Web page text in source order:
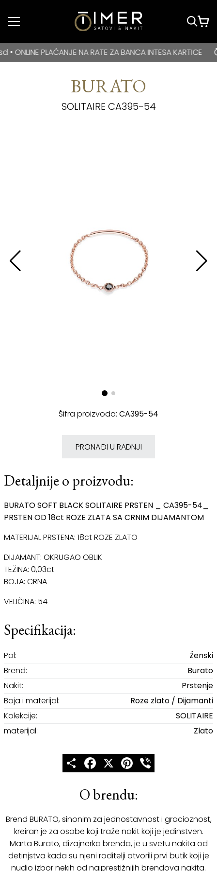
Idi do glavnog
BESPLATNA DOSTAVA za kupovine veće od 3000 rsd •
PLAĆANJE NA RATE ZA BANCA INTESA KARTICE
BURATO
SOLITAIRE CA395-54
Šifra proizvoda: CA395-54
PRONAĐI U RADNJI
Detaljnije o proizvodu:
BURATO SOFT BLACK SOLITAIRE PRSTEN _ CA395-54_
PRSTEN OD 18ct ROZE ZLATA SA CRNIM DIJAMANTOM
MATERIJAL PRSTENA: 18ct ROZE ZLATO
DIJAMANT: OKRUGAO OBLIK
TEŽINA: 0,03ct
BOJA: CRNA
VELIČINA: 54
Specifikacija:
Pol:
Ženski
Brend:
Burato
Nakit:
Prstenje
Boja i materijal:
Roze zlato / Dijamanti
Kolekcije:
SOLITAIRE
materijal:
Zlato
ShareFacebook
X Pinterest
O brendu:
Brend BURATO, sinonim za jednostavnost i gracioznost,
kreiran je za osobe koji traže nakit koji je jedinstven.
Marta Burato, dizajnerka brenda, je u svetu nakita od
detinjstva kada su njeni roditelji otvorili prvi butik koji je
nudio izbor nekih od najprestižnijih brendova nakita.